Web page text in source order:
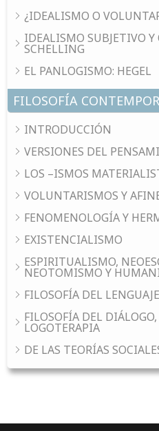
¿IDEALISMO O
IDEALISMO SUBJETIVO Y
SCHELLING
EL PANLOGISMO: HEGEL
FILOSOFÍA
INTRODUCCIÓN
VERSIONES DEL
LOS –ISMOS
VOLUNTARISMOS Y
FENOMENOLOGÍA Y
EXISTENCIALISMO
ESPIRITUALISMO,
NEOTOMISMO Y
FILOSOFÍA DEL
FILOSOFÍA DEL
LOGOTERAPIA
DE LAS TEORÍAS